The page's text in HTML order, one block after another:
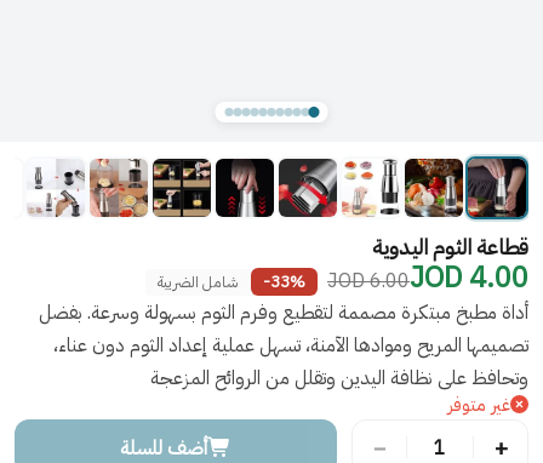
قطاعة الثوم اليدوية
4.00 JOD
6.00 JOD
-33% شامل الضريبة
أداة مطبخ مبتكرة مصممة لتقطيع وفرم الثوم بسهولة وسرعة. بفضل
تصميمها المريح وموادها الآمنة، تسهل عملية إعداد الثوم دون عناء،
وتحافظ على نظافة اليدين وتقلل من الروائح المزعجة
غير متوفر
+
1
− أضف للسلة